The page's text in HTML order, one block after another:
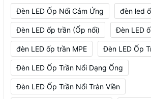
Đèn LED Ốp Nổi Cảm Ứng đèn led
Đèn LED ốp trần (Ốp nổi) Đèn LED
đèn LED ốp trần MPE Đèn LED Ốp
Đèn LED Ốp Trần Nổi Dạng Ống
Đèn LED Ốp Trần Nổi Tràn Viền